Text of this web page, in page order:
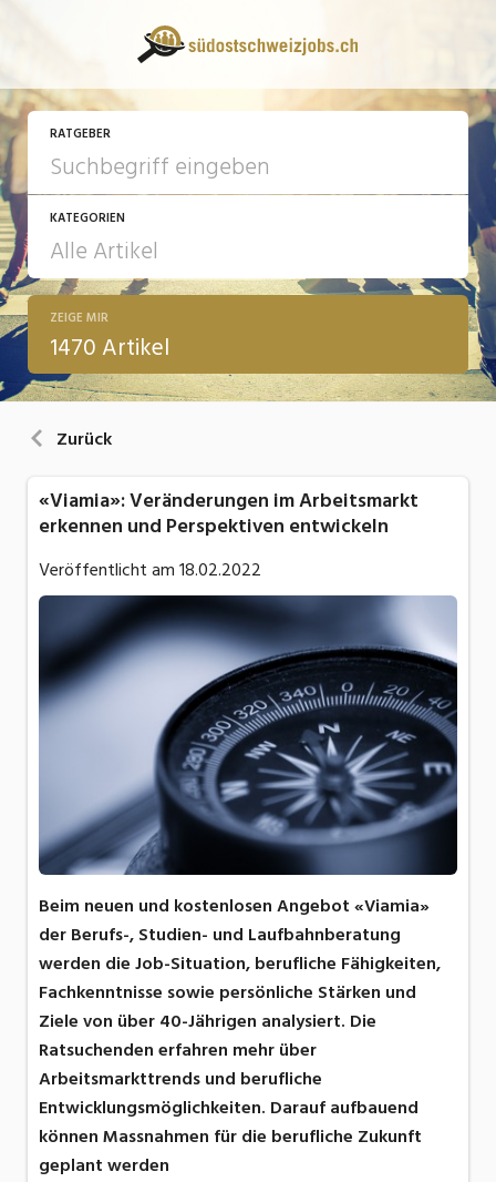
RATGEBER
KATEGORIEN
13 Fragen - 13 Antworten
Arbeit
ZEIGE MIR
1470 Artikel
Zurück
«Viamia»: Veränderungen im Arbeitsmarkt
erkennen und Perspektiven entwickeln
Veröffentlicht am18.02.2022
Beim neuen und kostenlosen Angebot «Viamia»
der Berufs-, Studien- und Laufbahnberatung
werden die Job-Situation, berufliche Fähigkeiten,
Fachkenntnisse sowie persönliche Stärken und
Ziele von über 40-Jährigen analysiert. Die
Ratsuchenden erfahren mehr über
Arbeitsmarkttrends und berufliche
Entwicklungsmöglichkeiten. Darauf aufbauend
können Massnahmen für die berufliche Zukunft
geplant werden